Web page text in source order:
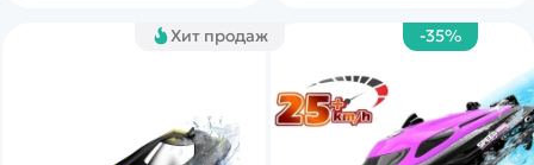
Хит продаж -35%